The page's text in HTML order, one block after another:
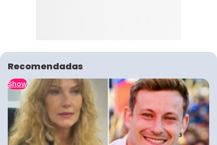
Recomendadas
Show